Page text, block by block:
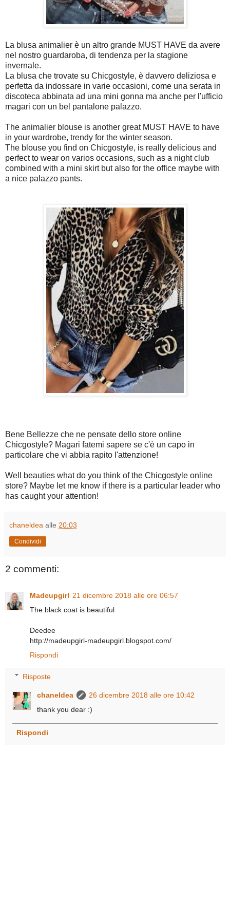
La blusa animalier è un altro grande MUST HAVE da avere
nel nostro guardaroba, di tendenza per la stagione
invernale.
La blusa che trovate su Chicgostyle, è davvero deliziosa e
perfetta da indossare in varie occasioni, come una serata in
discoteca abbinata ad una mini gonna ma anche per l'ufficio
magari con un bel pantalone palazzo.
The animalier blouse is another great MUST HAVE to have
in your wardrobe, trendy for the winter season.
The blouse you find on Chicgostyle, is really delicious and
perfect to wear on varios occasions, such as a night club
combined with a mini skirt but also for the office maybe with
a nice palazzo pants.
Bene Bellezze che ne pensate dello store online
Chicgostyle? Magari fatemi sapere se c'è un capo in
particolare che vi abbia rapito l'attenzione!
Well beauties what do you think of the Chicgostyle online
store? Maybe let me know if there is a particular leader who
has caught your attention!
chaneldea alle 20:03
Condividi
2 commenti:
Madeupgirl 21 dicembre 2018 alle ore 06:57
The black coat is beautiful
Deedee
http://madeupgirl-madeupgirl.blogspot.com/
Rispondi
Risposte
chaneldea
26 dicembre 2018 alle ore 10:42
thank you dear :)
Rispondi